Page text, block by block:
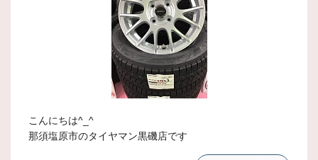
こんにちは^_^
那須塩原市のタイヤマン黒磯店です